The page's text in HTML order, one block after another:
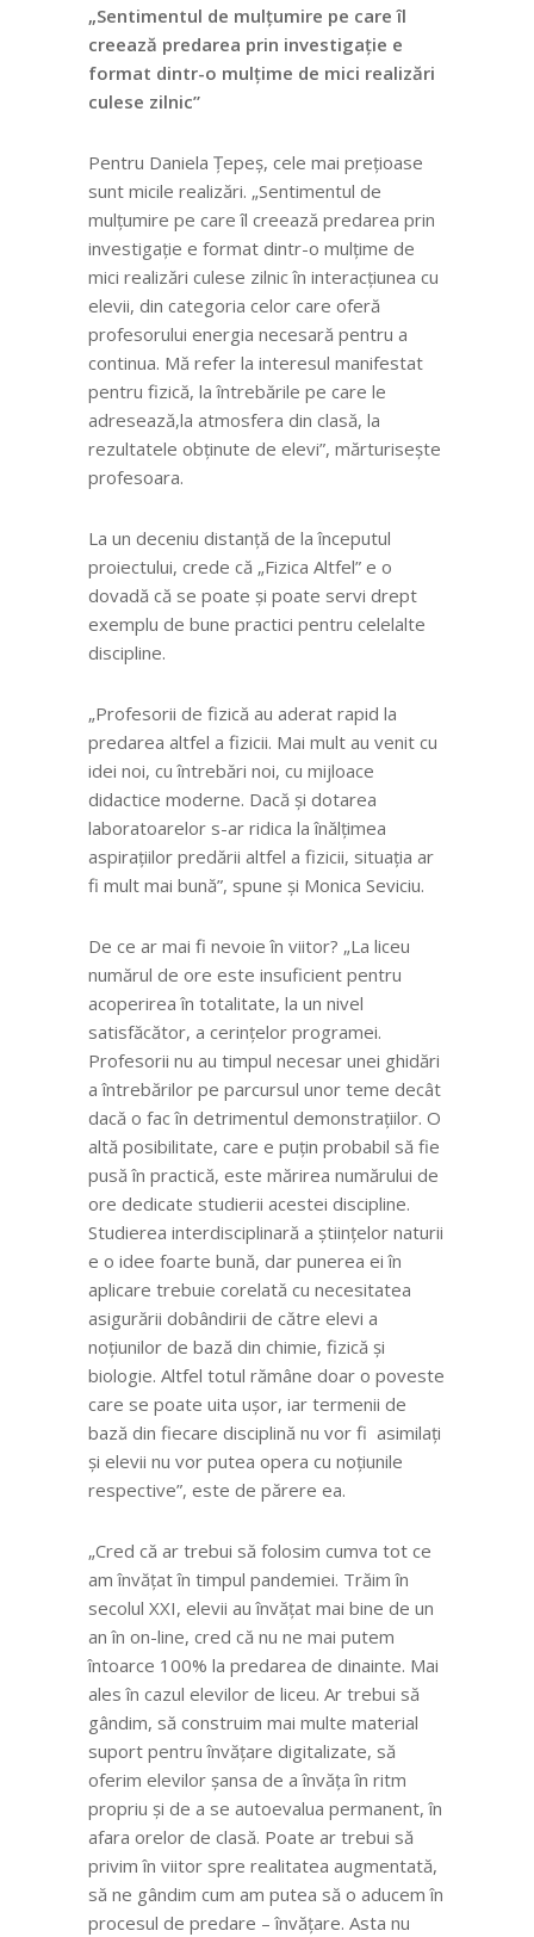
„Sentimentul de mulțumire pe care îl
creează predarea prin investigație e
format dintr-o mulțime de mici realizări
culese zilnic”
Pentru Daniela Țepeș, cele mai prețioase
sunt micile realizări. „Sentimentul de
mulțumire pe care îl creează predarea prin
investigație e format dintr-o mulțime de
mici realizări culese zilnic în interacțiunea cu
elevii, din categoria celor care oferă
profesorului energia necesară pentru a
continua. Mă refer la interesul manifestat
pentru fizică, la întrebările pe care le
adresează,la atmosfera din clasă, la
rezultatele obținute de elevi”, mărturisește
profesoara.
La un deceniu distanță de la începutul
proiectului, crede că „Fizica Altfel” e o
dovadă că se poate și poate servi drept
exemplu de bune practici pentru celelalte
discipline.
„Profesorii de fizică au aderat rapid la
predarea altfel a fizicii. Mai mult au venit cu
idei noi, cu întrebări noi, cu mijloace
didactice moderne. Dacă și dotarea
laboratoarelor s-ar ridica la înălțimea
aspirațiilor predării altfel a fizicii, situația ar
fi mult mai bună”, spune și Monica Seviciu.
De ce ar mai fi nevoie în viitor? „La liceu
numărul de ore este insuficient pentru
acoperirea în totalitate, la un nivel
satisfăcător, a cerințelor programei.
Profesorii nu au timpul necesar unei ghidări
a întrebărilor pe parcursul unor teme decât
dacă o fac în detrimentul demonstrațiilor. O
altă posibilitate, care e puțin probabil să fie
pusă în practică, este mărirea numărului de
ore dedicate studierii acestei discipline.
Studierea interdisciplinară a științelor naturii
e o idee foarte bună, dar punerea ei în
aplicare trebuie corelată cu necesitatea
asigurării dobândirii de către elevi a
noțiunilor de bază din chimie, fizică și
biologie. Altfel totul rămâne doar o poveste
care se poate uita ușor, iar termenii de
bază din fiecare disciplină nu vor fi asimilați
și elevii nu vor putea opera cu noțiunile
respective”, este de părere ea.
„Cred că ar trebui să folosim cumva tot ce
am învățat în timpul pandemiei. Trăim în
secolul XXI, elevii au învățat mai bine de un
an în on-line, cred că nu ne mai putem
întoarce 100% la predarea de dinainte. Mai
ales în cazul elevilor de liceu. Ar trebui să
gândim, să construim mai multe material
suport pentru învățare digitalizate, să
oferim elevilor șansa de a învăța în ritm
propriu și de a se autoevalua permanent, în
afara orelor de clasă. Poate ar trebui să
privim în viitor spre realitatea augmentată,
să ne gândim cum am putea să o aducem în
procesul de predare – învățare. Asta nu